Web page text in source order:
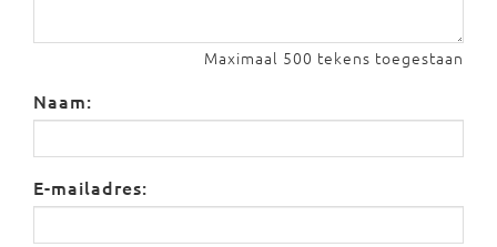
Maximaal 500 tekens toegestaan
Naam:
E-mailadres: